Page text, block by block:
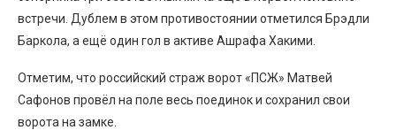
встречи. Дублем в этом противостоянии отметился Брэдли
Баркола, а ещё один гол в активе Ашрафа Хакими.
Отметим, что российский страж ворот «ПСЖ» Матвей
Сафонов провёл на поле весь поединок и сохранил свои
ворота на замке.